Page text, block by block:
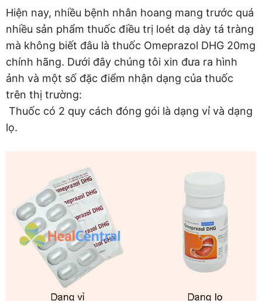
Hiện nay, nhiều bệnh nhân hoang mang trước quá
nhiều sản phẩm thuốc điều trị loét dạ dày tá tràng
mà không biết đâu là thuốc Omeprazol DHG 20mg
chính hãng. Dưới đây chúng tôi xin đưa ra hình
ảnh và một số đặc điểm nhận dạng của thuốc
trên thị trường:
Thuốc có 2 quy cách đóng gói là dạng vỉ và dạng
lọ.